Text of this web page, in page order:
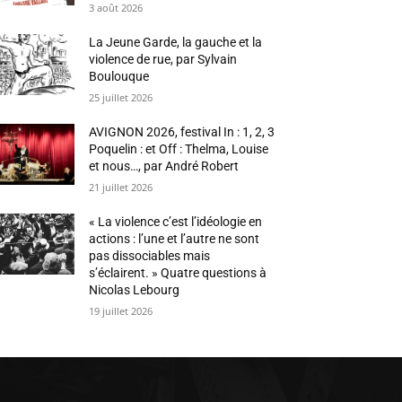
3 août 2026
La Jeune Garde, la gauche et la
violence de rue, par Sylvain
Boulouque
25 juillet 2026
AVIGNON 2026, festival In : 1, 2, 3
Poquelin : et Off : Thelma, Louise
et nous…, par André Robert
21 juillet 2026
« La violence c’est l’idéologie en
actions : l’une et l’autre ne sont
pas dissociables mais
s’éclairent. » Quatre questions à
Nicolas Lebourg
19 juillet 2026